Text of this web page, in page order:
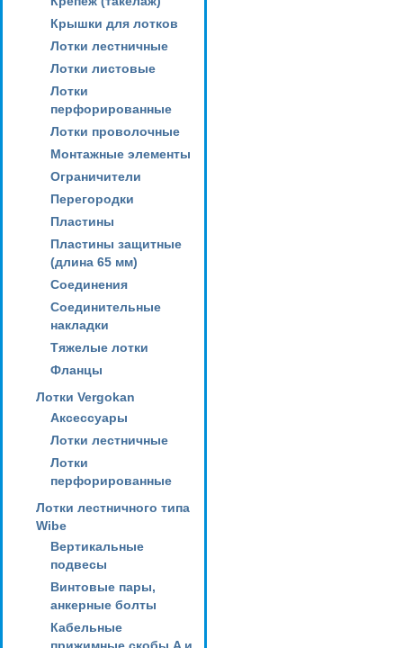
Крышки для лотков
Лотки лестничные
Лотки листовые
Лотки
перфорированные
Лотки проволочные
Монтажные элементы
Ограничители
Перегородки
Пластины
Пластины защитные
(длина 65 мм)
Соединения
Соединительные
накладки
Тяжелые лотки
Фланцы
Лотки Vergokan
Аксессуары
Лотки лестничные
Лотки
перфорированные
Лотки лестничного типа
Wibe
Вертикальные
подвесы
Винтовые пары,
анкерные болты
Кабельные